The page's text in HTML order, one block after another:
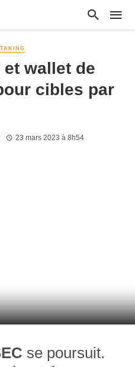
wallet de
cibles par
23 mars 2023 à 8h54
se poursuit.